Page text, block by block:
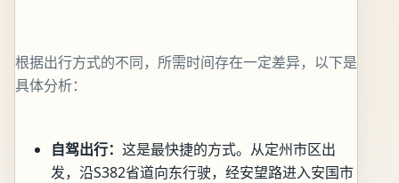
根据出行方式的不同，所需时间存在一定差异，以下是
具体分析：
自驾出行： 这是最快捷的方式。从定州市区出
发，沿S382省道向东行驶，经安望路进入安国市